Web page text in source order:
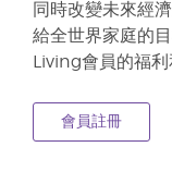
同時改變未來經
給全世界家庭的
Living會員的福利
會員註冊